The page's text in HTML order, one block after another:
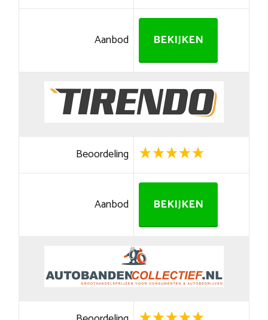
Aanbod BEKIJKEN
Beoordeling
Aanbod BEKIJKEN